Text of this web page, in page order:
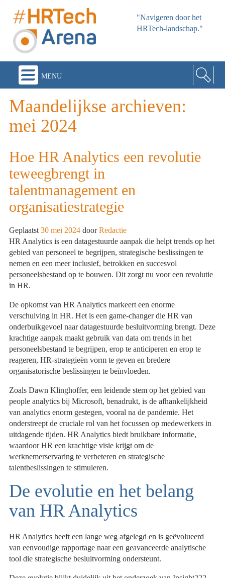
"Navigeren door het
HRTech-landschap."
menu
Maandelijkse archieven:
mei 2024
Hoe HR Analytics een revolutie
teweegbrengt in
talentmanagement en
organisatiestrategie
Geplaatst 30 mei 2024 door Redactie
HR Analytics is een datagestuurde aanpak die helpt trends op het
gebied van personeel te begrijpen, strategische beslissingen te
nemen en een meer inclusief, betrokken en succesvol
personeelsbestand op te bouwen. Dit zorgt nu voor een revolutie
in HR.
De opkomst van HR Analytics markeert een enorme
verschuiving in HR. Het is een game-changer die HR van
onderbuikgevoel naar datagestuurde besluitvorming brengt. Deze
krachtige aanpak maakt gebruik van data om trends in het
personeelsbestand te begrijpen, erop te anticiperen en erop te
reageren, HR-strategieën vorm te geven en bredere
organisatorische beslissingen te beïnvloeden.
Zoals Dawn Klinghoffer, een leidende stem op het gebied van
people analytics bij Microsoft, benadrukt, is de afhankelijkheid
van analytics enorm gestegen, vooral na de pandemie. Het
onderstreept de cruciale rol van het focussen op medewerkers in
uitdagende tijden. HR Analytics biedt bruikbare informatie,
waardoor HR een krachtige visie krijgt om de
werknemerservaring te verbeteren en strategische
talentbeslissingen te stimuleren.
De evolutie en het belang
van HR Analytics
HR Analytics heeft een lange weg afgelegd en is geëvolueerd
van eenvoudige rapportage naar een geavanceerde analytische
tool die strategische besluitvorming ondersteunt.